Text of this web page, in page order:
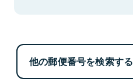
他の郵便番号を検索する